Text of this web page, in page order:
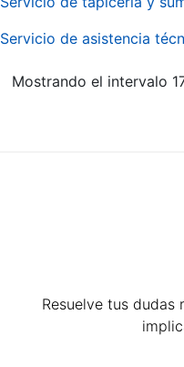
Servicio de asistencia
Mostrando el intervalo
Resuelve tus dudas